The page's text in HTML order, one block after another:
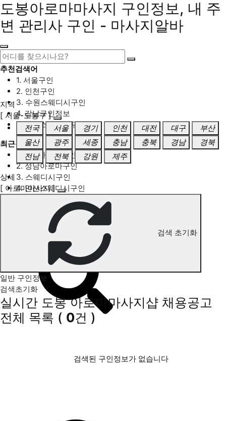
도봉아로마마사지 구인정보, 내 주
변 관리사 구인 - 마사지알바
추천검색어
1. 서울구인
2. 인천구인
3. 수원스웨디시구인
4. 강남구인정보
5. 동탄스웨디시구인
최근검색어
1. 일산마사지구인
2. 성남아로마구인
3. 스웨디시구인
4. 안산스웨디시구인
도봉 아로마마사지 구인정보
지역
[ 서울-도봉구 ]
전국
서울 경기 인천 대전 대구
부산
울산
광주 세종 충남 충북 경남
경북
전남
전북 강원 제주
상세
[ 아로마마사지 ]
검색 초기화
일반 구인정보
검색초기화
실시간 도봉 아로마마사지샵 채용공고
전체 목록 ( 0건 )
검색된 구인정보가 없습니다